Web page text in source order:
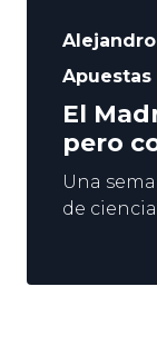
Alejandro
El
pero
Una
de
llega a
un